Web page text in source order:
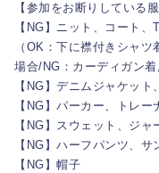
【参加をお断りしている服
【NG】ニット、コート、
（OK：下に襟付きシャ
場合/NG：カーディガン着
【NG】デニムジャケッ
【NG】パーカー、トレ
【NG】スウェット、ジャ
【NG】ハーフパンツ、サ
【NG】帽子